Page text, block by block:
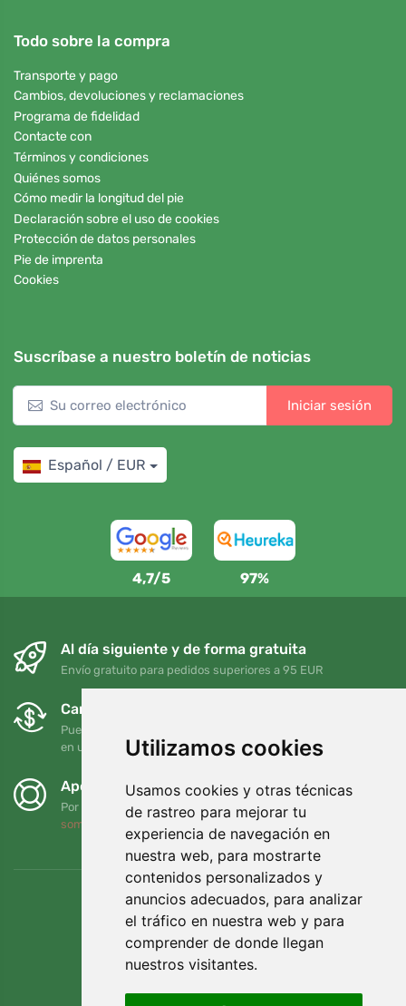
Utilizamos cookies
Usamos cookies y otras técnicas
de rastreo para mejorar tu
experiencia de navegación en
nuestra web, para mostrarte
contenidos personalizados y
anuncios adecuados, para analizar
el tráfico en nuestra web y para
comprender de donde llegan
nuestros visitantes.
Todo sobre la compra
Transporte y pago
Cambios, devoluciones y reclamaciones
Programa de fidelidad
Contacte con
Términos y condiciones
Quiénes somos
Cómo medir la longitud del pie
Declaración sobre el uso de cookies
Protección de datos personales
Pie de imprenta
Cookies
Suscríbase a nuestro boletín de noticias
Iniciar sesión
Español / EUR
4,7/5 97%
Al día siguiente y de forma gratuita
Envío gratuito para pedidos superiores a 95 EUR
Cambios y devoluciones gratuitos
Puede devolver o cambiar su pedido en cualquier momento
en un plazo de 90 días
Apoyamos a Trees.org
Por cada pedido plantamos un árbol. Leer más
somos